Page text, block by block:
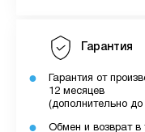
Гарантия
Гарантия от
12 месяцев
(дополнительно
Обмен и возврат в